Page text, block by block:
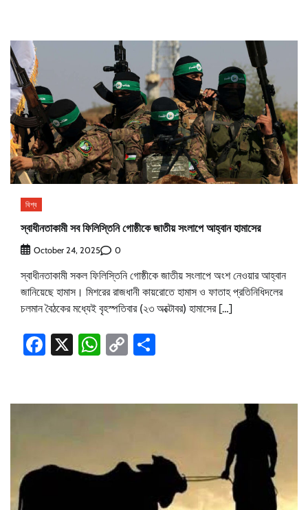
বিশ্ব
স্বাধীনতাকামী সব ফিলিস্তিনি গোষ্ঠীকে জাতীয় সংলাপে আহ্বান হামাসের
October 24, 2025 0
স্বাধীনতাকামী সকল ফিলিস্তিনি গোষ্ঠীকে জাতীয় সংলাপে অংশ নেওয়ার আহ্বান
জানিয়েছে হামাস। মিশরের রাজধানী কায়রোতে হামাস ও ফাতাহ প্রতিনিধিদলের
চলমান বৈঠকের মধ্যেই বৃহস্পতিবার (২৩ অক্টোবর) হামাসের […]
Facebook
X WhatsApp
Copy